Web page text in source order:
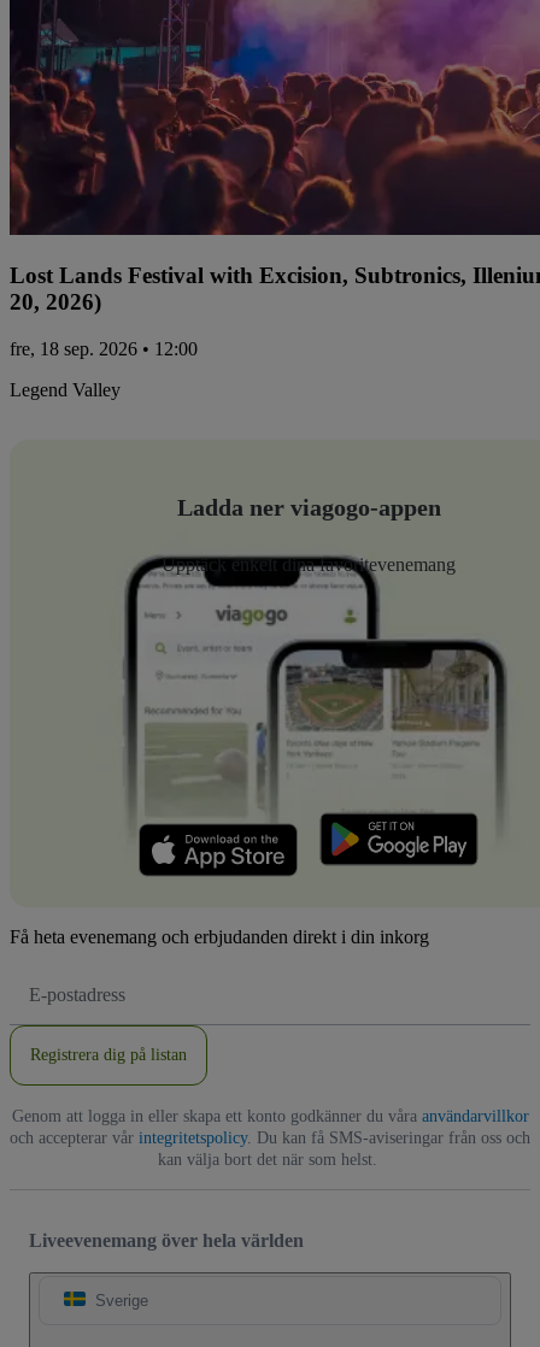
Lost Lands Festival with Excision, Subtronics,
20, 2026)
fre, 18 sep. 2026 • 12:00
Legend Valley
Ladda ner viagogo-appen
Upptäck enkelt dina favoritevenemang
Få heta evenemang och erbjudanden direkt i din inkorg
postadress
Registrera dig på listan
Genom att logga in eller skapa ett konto godkänner du våra användarvillkor
och accepterar vår integritetspolicy. Du kan få SMS-aviseringar från oss och
kan välja bort det när som helst.
Liveevenemang över hela världen
Sverige